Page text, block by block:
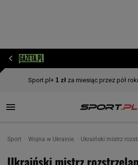
Sport Wojna w Ukrainie Ukraiński mistrz